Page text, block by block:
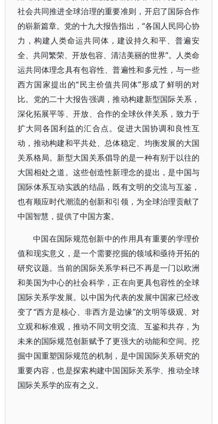
社会共同推进全球治理的重要准则，开启了国际合作
的崭新篇章。党的十九大报告指出，“各国人民同心协
力，构建人类命运共同体，建设持久和平、普遍安
全、共同繁荣、开放包容、清洁美丽的世界”。人类命
运共同体理念具有包容性、普遍性和多元性，与一些
西方国家提出的“民主价值共同体”形成了鲜明的对
比。党的二十大报告强调，推动构建新型国际关系，
深化拓展平等、开放、合作的全球伙伴关系，致力于
扩大同各国利益的汇合点。促进大国协调和良性互
动，推动构建和平共处、总体稳定、均衡发展的大国
关系格局。新型大国关系倡导的是一种有别于以往的
大国相处之道。这些创造性新理念的提出，是中国与
国际体系互动实践的结晶，既有文明的交流与互鉴，
也有顺应时代潮流的创新和引领，为全球治理贡献了
中国智慧，提供了中国方案。
中国在国际规范创新中的作用具有重要的学理价
值和现实意义，是一个需要挖掘的领域和亟待开拓的
研究议题。当前的国际关系学科已不再是一门以欧洲
和美国为中心的社会科学，正在向更具包容性的全球
国际关系学发展。以中国为代表的发展中国家已经改
变了“西方是核心、非西方是边缘”的文明等级观、对
立观和标准观，推动不同文明交流、互鉴和共存，为
未来的国际规范创新赋予了更强大的动能和空间。挖
掘中国重塑国际规范的机制，是中国国际关系研究的
重要内容，也是探索构建中国国际关系学、推动全球
国际关系学的应有之义。